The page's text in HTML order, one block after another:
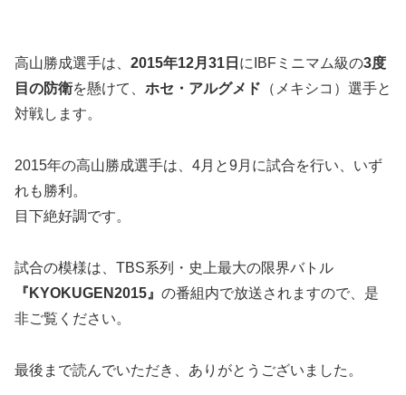
高山勝成選手は、 2015年12月31日 にIBFミニマム級の3度
目の防衛を懸けて、 ホセ・アルグメド （メキシコ）選手と
対戦します。
2015年の高山勝成選手は、4月と9月に試合を行い、いず
れも勝利。
目下絶好調です。
試合の模様は、TBS系列・史上最大の限界バトル
『KYOKUGEN2015』 の番組内で放送されますので、是
非ご覧ください。
最後まで読んでいただき、ありがとうございました。